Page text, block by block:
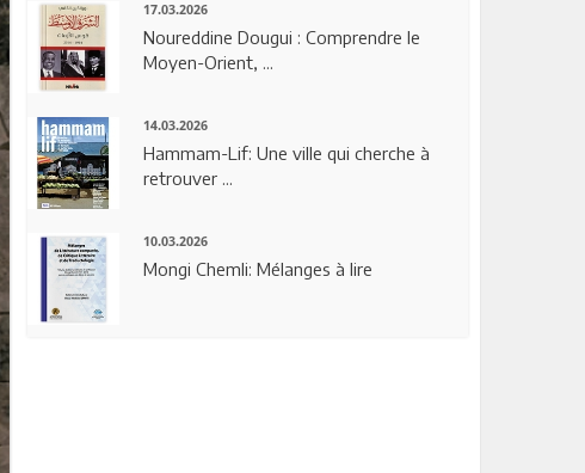
17.03.2026
Noureddine Dougui : Comprendre le
Moyen-Orient, ...
14.03.2026
Hammam-Lif: Une ville qui cherche à
retrouver ...
10.03.2026
Mongi Chemli: Mélanges à lire